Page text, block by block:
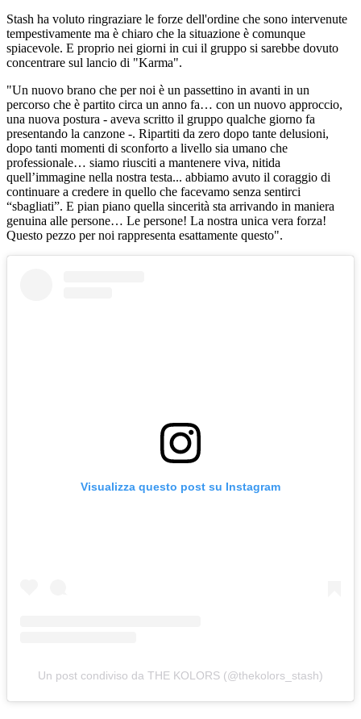
Stash ha voluto ringraziare le forze dell'ordine che sono intervenute
tempestivamente ma è chiaro che la situazione è comunque
spiacevole. E proprio nei giorni in cui il gruppo si sarebbe dovuto
concentrare sul lancio di "Karma".
"Un nuovo brano che per noi è un passettino in avanti in un
percorso che è partito circa un anno fa… con un nuovo approccio,
una nuova postura - aveva scritto il gruppo qualche giorno fa
presentando la canzone -. Ripartiti da zero dopo tante delusioni,
dopo tanti momenti di sconforto a livello sia umano che
professionale… siamo riusciti a mantenere viva, nitida
quell’immagine nella nostra testa... abbiamo avuto il coraggio di
continuare a credere in quello che facevamo senza sentirci
“sbagliati”. E pian piano quella sincerità sta arrivando in maniera
genuina alle persone… Le persone! La nostra unica vera forza!
Questo pezzo per noi rappresenta esattamente questo".
Visualizza questo post su Instagram
Un post condiviso da THE KOLORS (@thekolors_stash)